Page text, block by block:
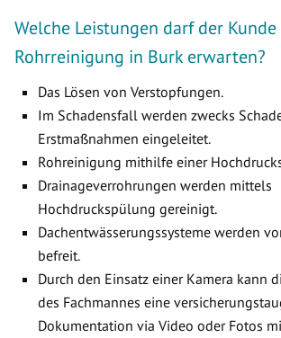
Welche Leistungen darf der
Rohrreinigung in Burk erwarten?
Das Lösen von Verstopfungen.
Im Schadensfall werden zwecks
Erstmaßnahmen eingeleitet.
Rohreinigung mithilfe einer
Drainageverrohrungen werden mittels
Hochdruckspülung gereinigt.
Dachentwässerungssysteme werden
befreit.
Durch den Einsatz einer Kamera kann
des Fachmannes eine
Dokumentation via Video oder Fotos